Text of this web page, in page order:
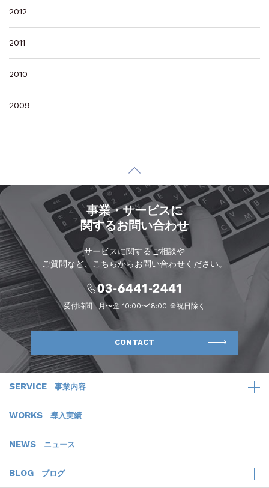
2012
2011
2010
2009
事業・サービスに
関するお問い合わせ
サービスに関するご相談や
ご質問など、こちらからお問い合わせください。
受付時間 月〜金 10:00〜18:00 ※祝日除く
CONTACT
SERVICE 事業内容
WORKS 導入実績
NEWS ニュース
BLOG ブログ